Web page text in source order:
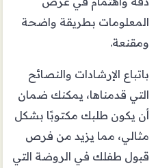
المعلومات بطريقة واضحة
ومقنعة.
باتباع الإرشادات والنصائح
التي قدمناها، يمكنك ضمان
أن يكون طلبك مكتوبًا بشكل
مثالي، مما يزيد من فرص
قبول طفلك في الروضة التي